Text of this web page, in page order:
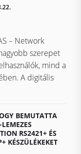
– Network
szerepet
mind a
A digitális
BEMUTATTA
RS2421+ ÉS
KÉSZÜLÉKEKET